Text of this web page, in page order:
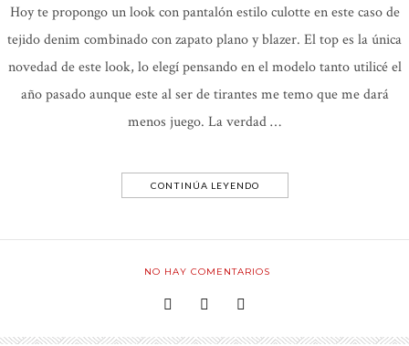
Hoy te propongo un look con pantalón estilo culotte en este caso de
tejido denim combinado con zapato plano y blazer. El top es la única
novedad de este look, lo elegí pensando en el modelo tanto utilicé el
año pasado aunque este al ser de tirantes me temo que me dará
menos juego. La verdad …
CONTINÚA LEYENDO
NO HAY COMENTARIOS